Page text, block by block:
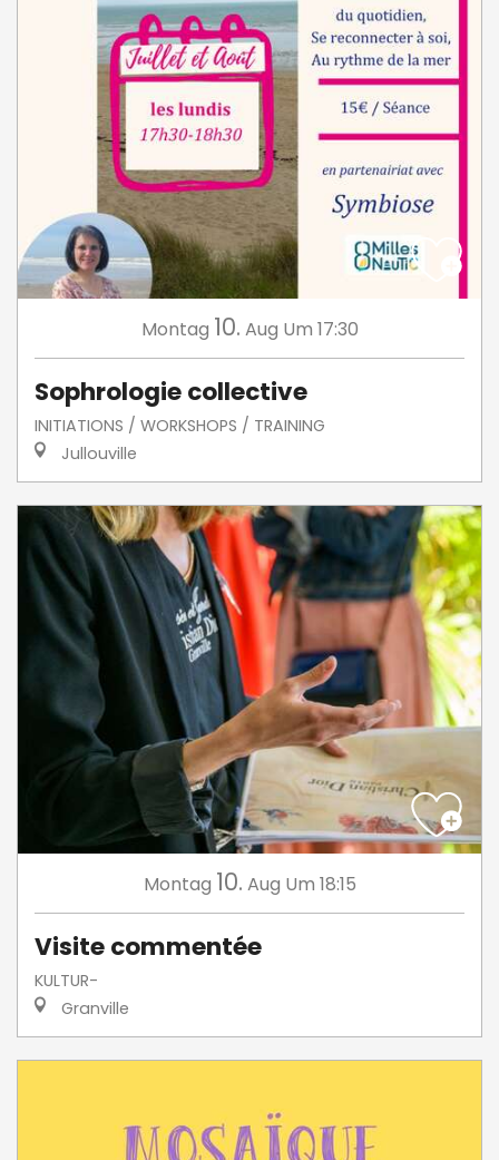
Montag 10. Aug Um 17:30
Sophrologie collective
INITIATIONS / WORKSHOPS / TRAINING
Jullouville
Montag 10. Aug Um 18:15
Visite commentée
KULTUR-
Granville